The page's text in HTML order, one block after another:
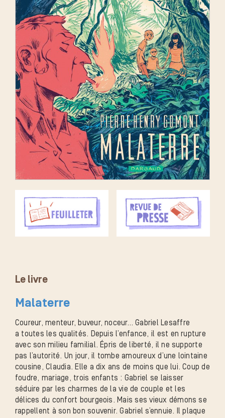
Le livre
Malaterre
Coureur, menteur, buveur, noceur… Gabriel Lesaffre
a toutes les qualités. Depuis l’enfance, il est en rupture
avec son milieu familial. Épris de liberté, il ne supporte
pas l’autorité. Un jour, il tombe amoureux d’une lointaine
cousine, Claudia. Elle a dix ans de moins que lui. Coup de
foudre, mariage, trois enfants : Gabriel se laisser
séduire par les charmes de la vie de couple et les
délices du confort bourgeois. Mais ses vieux démons se
rappellent à son bon souvenir. Gabriel s’ennuie. Il plaque